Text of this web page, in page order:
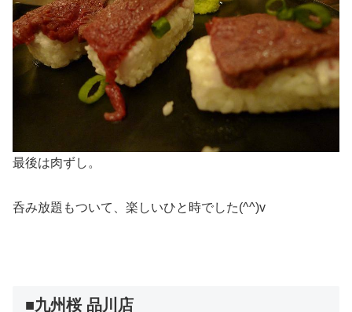
最後は肉ずし。
呑み放題もついて、楽しいひと時でした(^^)v
■九州桜 品川店